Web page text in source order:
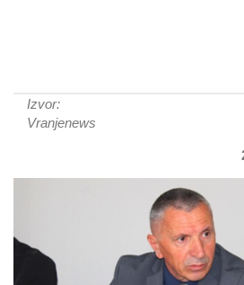
Izvor:
Vranjenews